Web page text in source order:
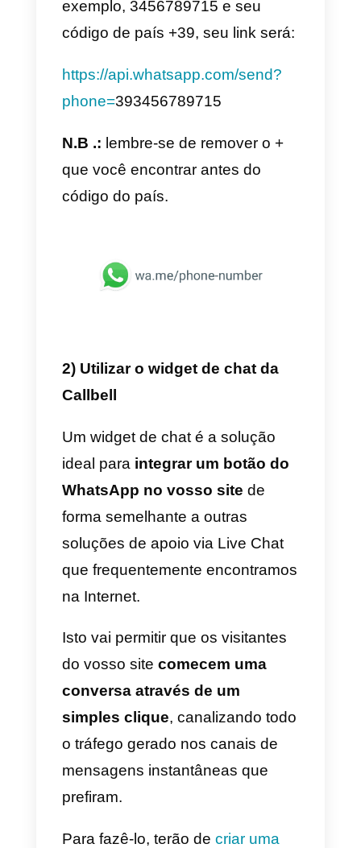
mais “técnica” (na verdade é
permite integrar o link click-to-
em qualquer parte do site. Na
uma imagem, um botão ou
aberto para seus usuários.
Para criar seu link personalizado,
basta digitar seu número de
telefone no seguinte link:
https://api.whatsapp.com/send?
phone=
Se o seu número for, por
exemplo, 3456789715 e seu
código de país +39, seu link
https://api.whatsapp.com/send?
phone=393456789715
N.B .: lembre-se de remover o +